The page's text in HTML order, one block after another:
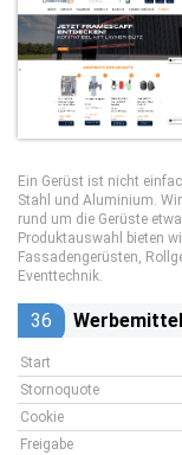
Ein Gerüst ist nicht
Stahl und Aluminium.
rund um die Gerüste
Produktauswahl bieten
Fassadengerüsten,
Eventtechnik.
36 Werbemittel
Start
Stornoquote
Cookie
Freigabe